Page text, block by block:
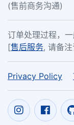
(售前商务沟通)
订单处理过程，
[售后服务, 请备
Privacy Policy